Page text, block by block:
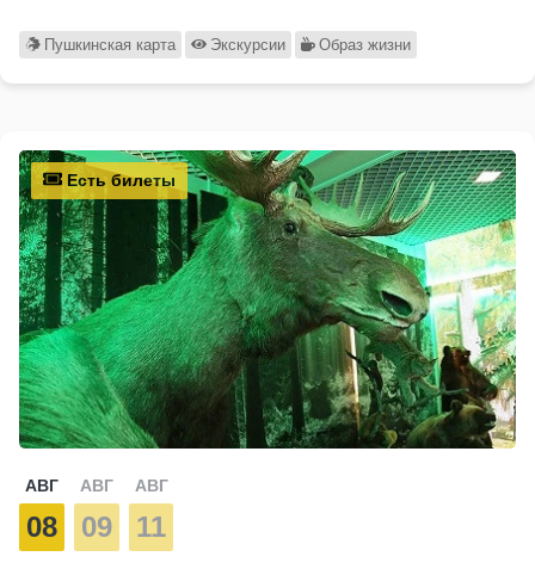
Пушкинская карта Экскурсии Образ жизни
Есть билеты
АВГ
08
АВГ
09
АВГ
11